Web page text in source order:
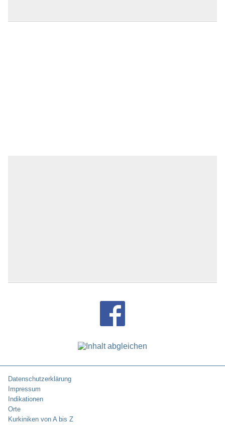
Datenschutzerklärung
Impressum
Indikationen
Orte
Kurkiniken von A bis Z